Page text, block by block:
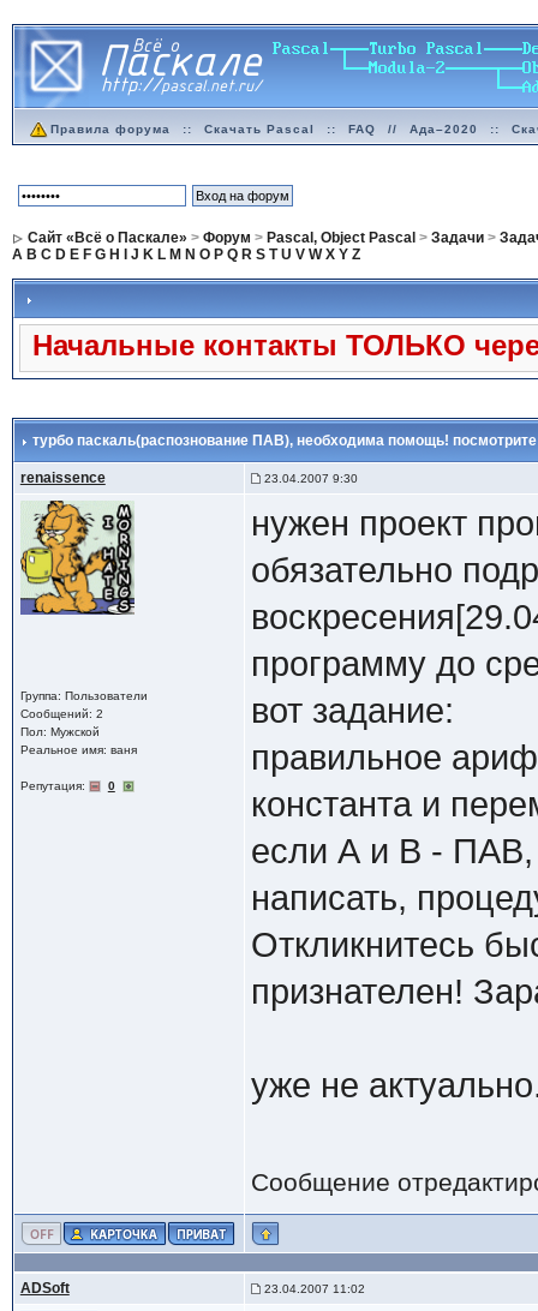
Правила форума :: Скачать Pascal :: FAQ // Ада–2020 ::
Сайт «Всё о Паскале» > Форум > Pascal, Object Pascal > Задачи>
A B C D E F G H J K L M N O P Q R S T U V W X Y Z
Начальные контакты ТОЛЬКО
турбо паскаль(распознование ПАВ), необходима помощь!
renaissence 23.04.2007 9:30
Группа: Пользователи
Сообщений: 2
Пол: Мужской
Реальное имя: ваня
Репутация: 0
нужен проект
обязательно
программу до
вот задание:
правильное
константа и
если А и В -
написать,
Откликнитесь
признателен!
уже не
Сообщение
ADSoft 23.04.2007 11:02